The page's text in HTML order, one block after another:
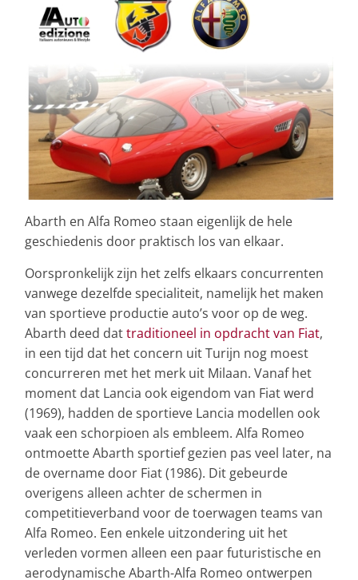
Abarth en Alfa Romeo staan eigenlijk de hele
geschiedenis door praktisch los van elkaar.
Oorspronkelijk zijn het zelfs elkaars concurrenten
vanwege dezelfde specialiteit, namelijk het maken
van sportieve productie auto’s voor op de weg.
Abarth deed dattraditioneel in opdracht van Fiat,
in een tijd dat het concern uit Turijn nog moest
concurreren met het merk uit Milaan. Vanaf het
moment dat Lancia ook eigendom van Fiat werd
(1969), hadden de sportieve Lancia modellen ook
vaak een schorpioen als embleem. Alfa Romeo
ontmoette Abarth sportief gezien pas veel later, na
de overname door Fiat (1986). Dit gebeurde
overigens alleen achter de schermen in
competitieverband voor de toerwagen teams van
Alfa Romeo. Een enkele uitzondering uit het
verleden vormen alleen een paar futuristische en
aerodynamische Abarth-Alfa Romeo ontwerpen